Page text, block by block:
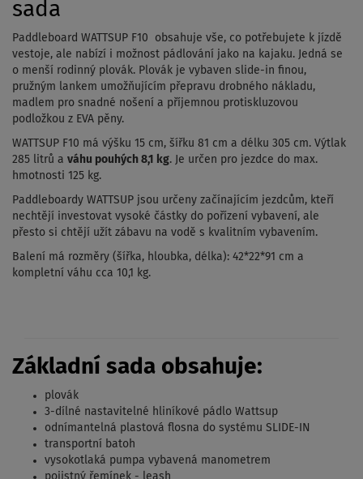
sada
Paddleboard WATTSUP F10 obsahuje vše, co potřebujete k jízdě
vestoje, ale nabízí i možnost pádlování jako na kajaku. Jedná se
o menší rodinný plovák. Plovák je vybaven slide-in finou,
pružným lankem umožňujícím přepravu drobného nákladu,
madlem pro snadné nošení a příjemnou protiskluzovou
podložkou z EVA pěny.
WATTSUP F10 má výšku 15 cm, šířku 81 cm a délku 305 cm. Výtlak
285 litrů a váhu pouhých 8,1 kg. Je určen pro jezdce do max.
hmotnosti 125 kg.
Paddleboardy WATTSUP jsou určeny začínajícím jezdcům, kteří
nechtějí investovat vysoké částky do pořízení vybavení, ale
přesto si chtějí užít zábavu na vodě s kvalitním vybavením.
Balení má rozměry (šířka, hloubka, délka): 42*22*91 cm a
kompletní váhu cca 10,1 kg.
Základní sada obsahuje:
plovák
3-dílné nastavitelné hliníkové pádlo Wattsup
odnímantelná plastová flosna do systému SLIDE-IN
transportní batoh
vysokotlaká pumpa vybavená manometrem
pojistný řemínek - leash